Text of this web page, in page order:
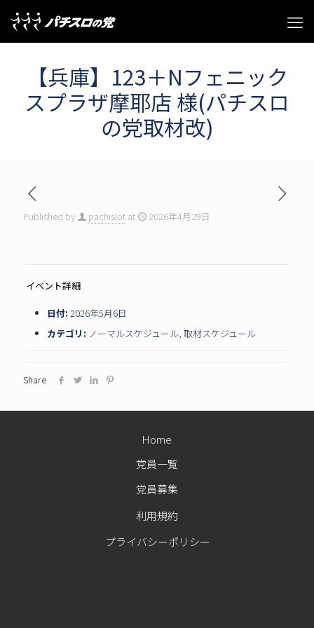
【兵庫】123＋Nフェニック
スプラザ摩耶店 様(パチスロ
の党取材改)
Published by pachislot at 2026年4月29日
イベント詳細
日付: 2026年5月6日
カテゴリ: ノーマルスケジュール, 取材スケジュール
Share
党員一覧
党員募集
利用規約
Home
プライバシーポリシー